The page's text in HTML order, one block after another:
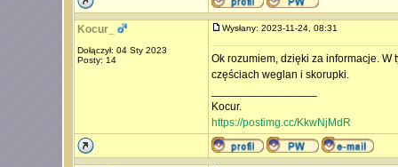
Kocur_
Dołączył: 04 Sty 2023
Posty: 14
Wysłany: 2023-11-24, 08:31
Ok rozumiem, dzięki za informacje. W
częściach weglan i skorupki.
Kocur.
https://postimg.cc/KkwNjMdR